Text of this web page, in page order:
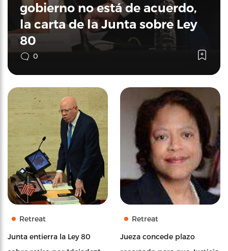
gobierno no está de acuerdo,
la carta de la Junta sobre Ley
80
0
Retreat
Junta entierra la Ley 80
Retreat
Jueza concede plazo